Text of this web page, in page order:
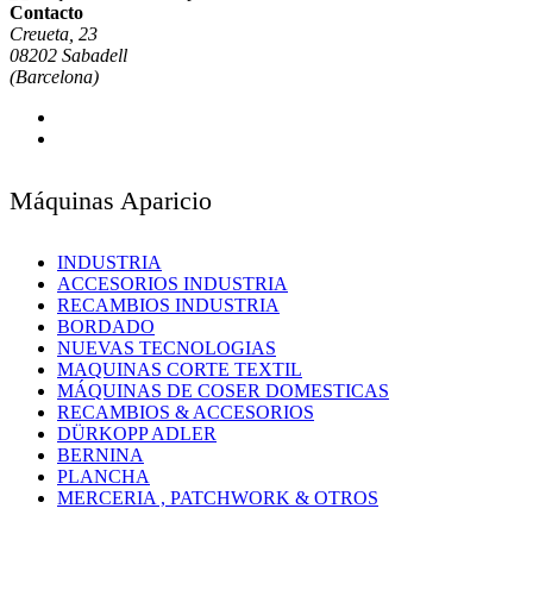
Contacto
Creueta, 23
08202 Sabadell
(Barcelona)
Máquinas Aparicio
INDUSTRIA
ACCESORIOS INDUSTRIA
RECAMBIOS INDUSTRIA
BORDADO
NUEVAS TECNOLOGIAS
MAQUINAS CORTE TEXTIL
MÁQUINAS DE COSER DOMESTICAS
RECAMBIOS & ACCESORIOS
DÜRKOPP ADLER
BERNINA
PLANCHA
MERCERIA , PATCHWORK & OTROS